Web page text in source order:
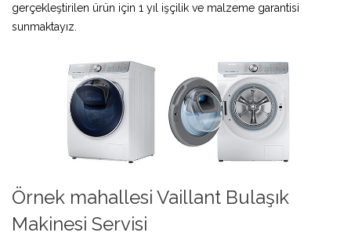
gerçekleştirilen ürün için 1 yıl işçilik ve malzeme garantisi
sunmaktayız.
Örnek mahallesi Vaillant Bulaşık
Makinesi Servisi